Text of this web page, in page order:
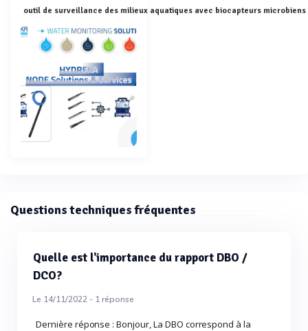
Questions techniques fréquentes
Quelle est l'importance du rapport DBO /
DCO?
Le 14/11/2022 - 1réponse
Dernière réponse : Bonjour, La DBO correspond à la